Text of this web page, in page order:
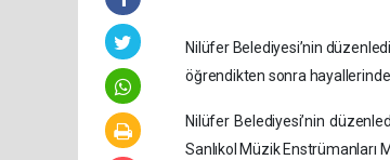
Nilüfer Belediyesi’nin
öğrendikten sonra
Nilüfer Belediyesi’nin
Sanlıkol Müzik Enstrümanları